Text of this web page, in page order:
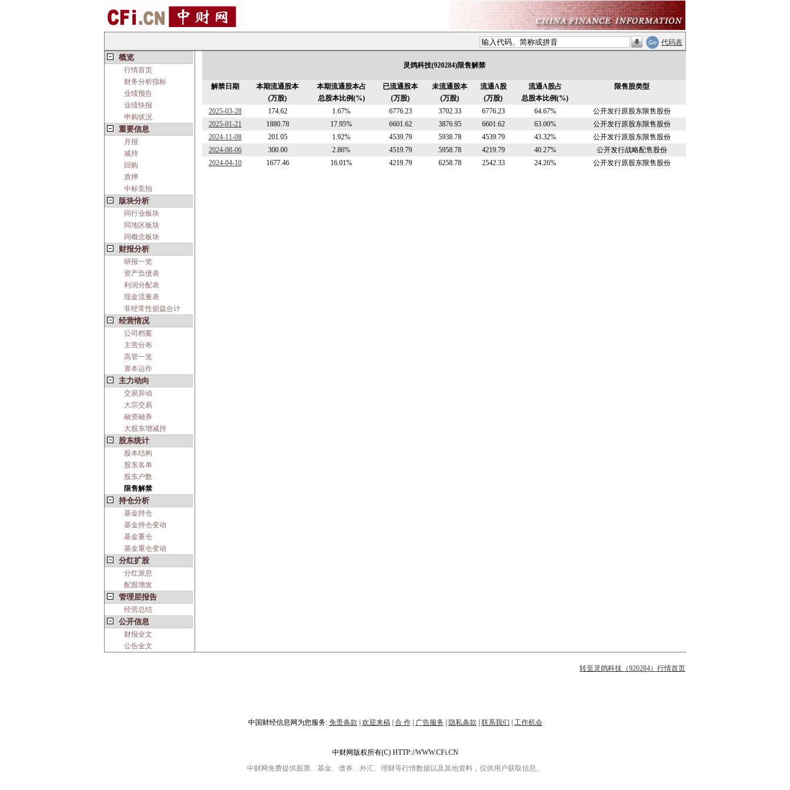
代码表
概览
行情首页
财务分析指标
业绩预告
业绩快报
申购状况
重要信息
月报
减持
回购
质押
中标竞拍
版块分析
同行业板块
同地区板块
同概念板块
财报分析
研报一览
资产负债表
利润分配表
现金流量表
非经常性损益合计
经营情况
公司档案
主营分布
高管一览
资本运作
主力动向
交易异动
大宗交易
融资融券
大股东增减持
股东统计
股本结构
股东名单
股东户数
限售解禁
持仓分析
基金持仓
基金持仓变动
基金重仓
基金重仓变动
分红扩股
分红派息
配股增发
管理层报告
经营总结
公开信息
财报全文
公告全文
灵鸽科技(920284)限售解禁
解禁日期
本期流通股本
(万股)
本期流通股本占
总股本比例(%)
已流通股本
(万股)
未流通股本
(万股)
流通A股
(万股)
流通A股占
总股本比例(%)
限售股类型
2025-03-28 174.62 1.67% 6776.23 3702.33 6776.23 64.67%
公开发行原股东限售股份
2025-01-21
1880.78 17.95% 6601.62 3876.95 6601.62 63.00%
公开发行原股东限售股份
2024-11-08
201.05 1.92% 4539.79 5938.78 4539.79 43.32%
公开发行原股东限售股份
2024-08-06
300.00 2.86% 4519.79 5958.78 4219.79 40.27%
公开发行战略配售股份
2024-04-10
1677.46 16.01% 4219.79 6258.78 2542.33 24.26% 公开发行原股东限售股份
转至灵鸽科技（920284）行情首页
中国财经信息网为您服务: 免责条款 欢迎来稿| 合 作| 广告服务 隐私条款 联系我们 工作机会
中财网版权所有(C) HTTP://WWW.CFi.CN
中财网免费提供股票、基金、债券、外汇、理财等行情数据以及其他资料，仅供用户获取信息。